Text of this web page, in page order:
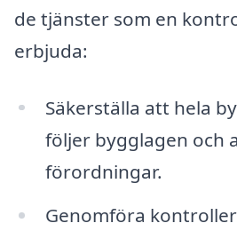
de tjänster som en
erbjuda:
Säkerställa att hela
följer bygglagen och
förordningar.
Genomföra